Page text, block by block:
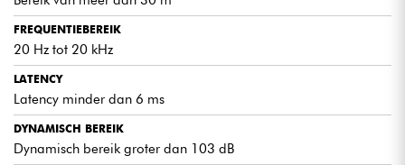
FREQUENTIEBEREIK
20 Hz tot 20 kHz
LATENCY
Latency minder dan 6 ms
DYNAMISCH BEREIK
Dynamisch bereik groter dan 103 dB